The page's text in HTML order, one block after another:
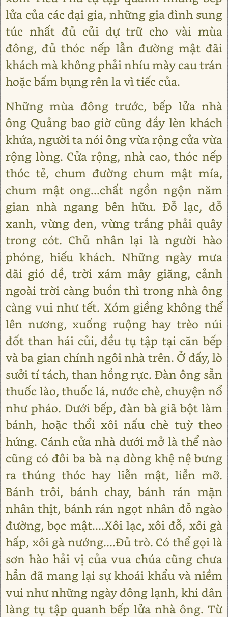
lửa của các đại gia, những gia đình sung
túc nhất đủ củi dự trữ cho vài mùa
đông, đủ thóc nếp lẫn đường mật đãi
khách mà không phải nhíu mày cau trán
hoặc bấm bụng rên la vì tiếc của.
Những mùa đông trước, bếp lửa nhà
ông Quảng bao giờ cũng đầy lèn khách
khứa, người ta nói ông vừa rộng cửa vừa
rộng lòng. Cửa rộng, nhà cao, thóc nếp
thóc tẻ, chum đường chum mật mía,
chum mật ong...chất ngồn ngộn năm
gian nhà ngang bên hữu. Đỗ lạc, đỗ
xanh, vừng đen, vừng trắng phải quây
trong cót. Chủ nhân lại là người hào
phóng, hiếu khách. Những ngày mưa
dãi gió dề, trời xám mây giăng, cảnh
ngoài trời càng buồn thì trong nhà ông
càng vui như tết. Xóm giềng không thể
lên nương, xuống ruộng hay trèo núi
đốt than hái củi, đều tụ tập tại căn bếp
và ba gian chính ngôi nhà trên. Ở đấy, lò
sưởi tí tách, than hồng rực. Đàn ông sẵn
thuốc lào, thuốc lá, nước chè, chuyện nổ
như pháo. Dưới bếp, đàn bà giã bột làm
bánh, hoặc thổi xôi nấu chè tuỳ theo
hứng. Cánh cửa nhà dưới mở là thể nào
cũng có đôi ba bà nạ dòng khệ nệ bưng
ra thúng thóc hay liễn mật, liễn mỡ.
Bánh trôi, bánh chay, bánh rán mặn
nhân thịt, bánh rán ngọt nhân đỗ ngào
đường, bọc mật....Xôi lạc, xôi đỗ, xôi gà
hấp, xôi gà nướng....Đủ trò. Có thể gọi là
sơn hào hải vị của vua chúa cũng chưa
hẳn đã mang lại sự khoái khẩu và niềm
vui như những ngày đông lạnh, khi dân
làng tụ tập quanh bếp lửa nhà ông. Từ